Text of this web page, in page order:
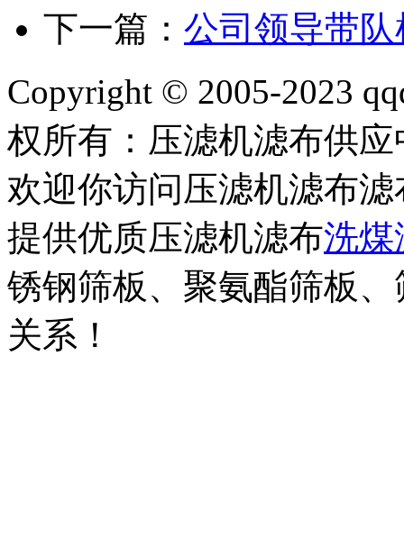
下一篇： 公司领导带
Copyright © 2005-2023
权所有：压滤机滤布供
欢迎你访问压滤机滤布
提供优质压滤机滤布洗煤
锈钢筛板、聚氨酯筛板
关系！